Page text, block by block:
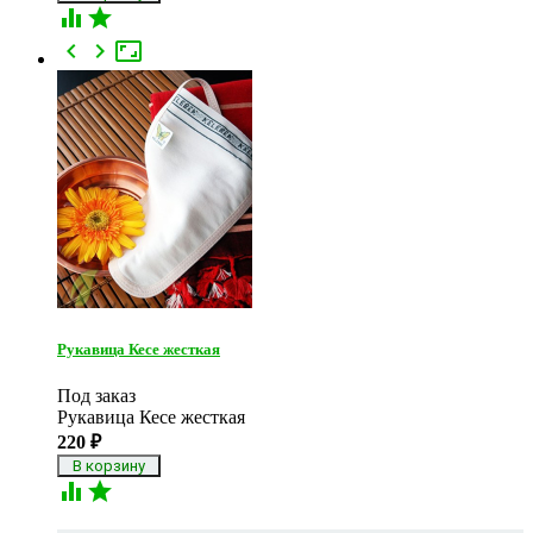
 

 
Рукавица Кесе жесткая
Под заказ
Рукавица Кесе жесткая
220 ₽
 